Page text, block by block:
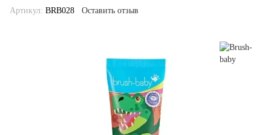
Артикул: BRB028 Оставить отзыв